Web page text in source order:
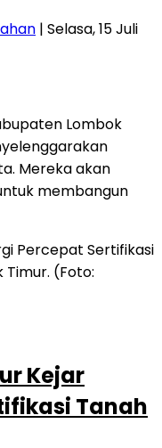
| Selasa, 15 Juli
Lombok
Mereka akan
membangun
Kejar
Tanah